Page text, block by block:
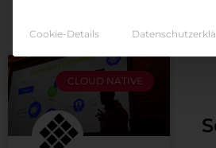
CLOUD NATIVE
Cookie-Details